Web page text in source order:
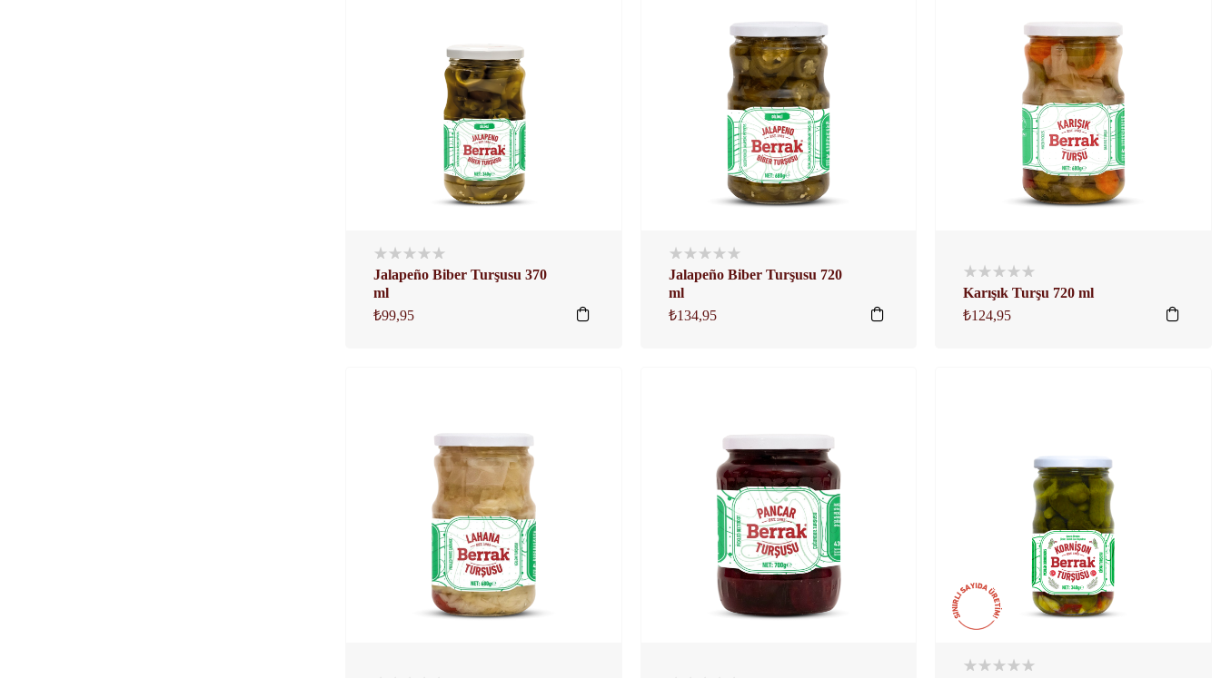
Jalapeño Biber Turşusu 370
ml
₺99,95
Jalapeño Biber Turşusu 720
ml
₺134,95
Karışık Turşu 720 ml
₺124,95